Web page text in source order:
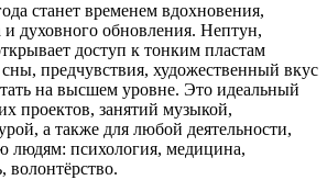
станет временем вдохновения,
и духовного обновления. Нептун,
доступ к тонким пластам
предчувствия, художественный вкус
на высшем уровне. Это идеальный
проектов, занятий музыкой,
а также для любой деятельности,
людям: психология, медицина,
волонтёрство.